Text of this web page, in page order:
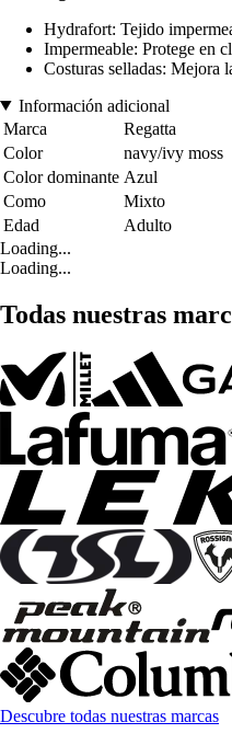
Hydrafort: Tejido
Impermeable: Protege en
Costuras selladas: Mejora
Información adicional
Marca
Regatta
Color
navy/ivy moss
Color dominante Azul
Como
Mixto
Edad
Adulto
Loading...
Loading...
Todas nuestras
Descubre todas nuestras marcas